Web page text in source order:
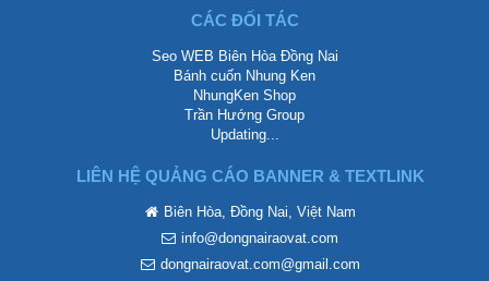
CÁC ĐỐI TÁC
Seo WEB Biên Hòa Đồng Nai
Bánh cuốn Nhung Ken
NhungKen Shop
Trần Hướng Group
Updating...
LIÊN HỆ QUẢNG CÁO BANNER & TEXTLINK
Biên Hòa, Đồng Nai, Việt Nam
info@dongnairaovat.com
dongnairaovat.com@gmail.com